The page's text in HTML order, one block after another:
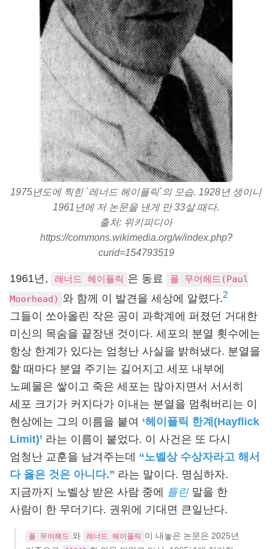
1975년도에 찍힌 `레너드 헤이플릭`의 모습. 1928년 생이니
1961년에 저 논문을 낸게 만 33살 때다.
출처: 위키피디아
https://commons.wikimedia.org/w/index.php?
curid=154793519
1961년, 레너드 헤이플릭 은 동료
폴 무어헤드(Paul
Moorhead) 와 함께 이 발견을 세상에 알렸다.2
그들이 쏘아올린 작은 공이 과학계에 퍼졌던 거대한
미신의 목숨을 끝장낸 것이다. 세포의 분열 횟수에는
항상 한계가 있다는 엄청난 사실을 밝혀냈다. 분열을
할 때마다 분열 주기는 길어지고 세포 내부에
노폐물은 쌓이고 죽은 세포는 많아지면서 서서히
세포 크기가 커지다가 이내는 분열을 멈춰버리는 이
현상에는 그의 이름을 붙여 ‘헤이플릭 한계(Hayflick
Limit)’ 라는 이름이 붙었다. 이 사건은 또 다시
엄청난 교훈을 남겨주는데 “노벨상 수상자라고 해서
다 옳은 것은 아니다.” 라는 말이다. 명심하자.
지금까지 노벨상 받은 사람 중에 틀린 말을 한
사람이 한 무더기다. 권위에 기대면 큰일난다.
폴 무어헤드 와 레너드 헤이플릭 이 내놓은 논문은 2025년